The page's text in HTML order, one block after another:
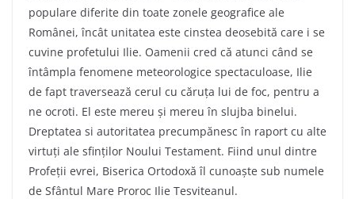
populare diferite din toate zonele geografice ale
Românei, încât unitatea este cinstea deosebită care i se
cuvine profetului Ilie. Oamenii cred că atunci când se
întâmpla fenomene meteorologice spectaculoase, Ilie
de fapt traversează cerul cu căruța lui de foc, pentru a
ne ocroti. El este mereu și mereu în slujba binelui.
Dreptatea si autoritatea precumpănesc în raport cu alte
virtuți ale sfinților Noului Testament. Fiind unul dintre
Profeții evrei, Biserica Ortodoxă îl cunoaște sub numele
de Sfântul Mare Proroc Ilie Tesviteanul.